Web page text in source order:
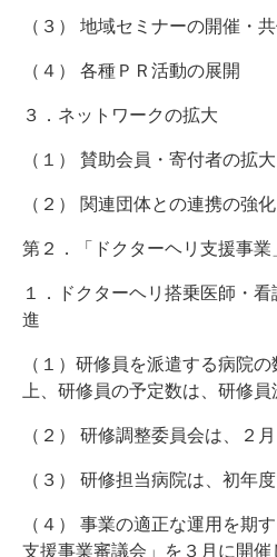
（３） 地域セミナーの開催・
（４） 各種ＰＲ活動の展開
３．ネットワークの拡大
（１） 賛助会員・寄付者の拡大
（２） 関連団体との連携の強化
第２．「ドクターヘリ支援事業
１．ドクターヘリ搭乗医師・
進
（１）研修員を派遣する病院
上、研修員の予定数は、研修員
（２） 研修調整委員会は、２
（３） 研修担当病院は、初年
（４）
事業の適正な運用を期
支援事業審議会」を３月に開催